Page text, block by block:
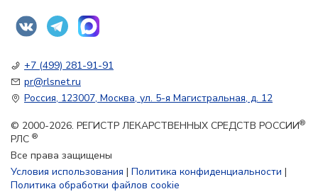
+7 (499) 281-91-91
pr@rlsnet.ru
Россия, 123007, Москва, ул. 5-я Магистральная, д. 12
© 2000-2026. РЕГИСТР ЛЕКАРСТВЕННЫХ СРЕДСТВ РОССИИ®
РЛС ®
Все права защищены
Условия использования | Политика конфиденциальности |
Политика обработки файлов cookie